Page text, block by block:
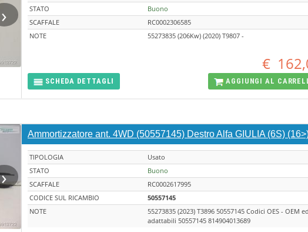
›
STATO
Buono
SCAFFALE
RC0002306585
NOTE
55273835 (206Kw) (2020) T9807 -
€
SCHEDA DETTAGLI AGGIUNGI AL
›
Ammortizzatore ant. 4WD (50557145) Destro Alfa GIULIA (6S)
TIPOLOGIA
Usato
STATO
Buono
SCAFFALE
RC0002617995
CODICE SUL RICAMBIO
50557145
NOTE
55273835 (2023) T3896 50557145 Codici OES - OEM ed
adattabili 50557145 814904013689